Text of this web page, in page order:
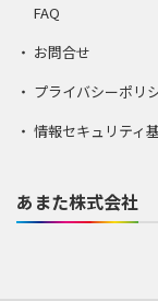
FAQ
お問合せ
プライバシーポリ
情報セキュリティ
あまた株式会社